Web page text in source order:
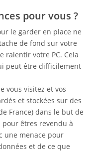
pour vous ?
le garder en place ne
de fond sur votre
ralentir votre PC. Cela
peut être difficilement
vous visitez et vos
et stockées sur des
France) dans le but de
êtres revendu à
une menace pour
et de ce que